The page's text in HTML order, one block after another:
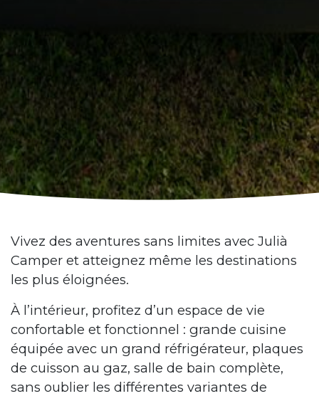
V​ivez des aventures sans limites avec Julià
Camper et atteignez même les destinations
les plus éloignées.
À l’intérieur, profitez d’un espace de vie
confortable et fonctionnel : grande cuisine
équipée avec un grand réfrigérateur, plaques
de cuisson au gaz, salle de bain complète,
sans oublier les différentes variantes de